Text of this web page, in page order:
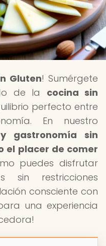
Gluten! Sumérgete
de la cocina sin
perfecto entre
En nuestro
gastronomía sin
el placer de comer
puedes disfrutar
sin restricciones
consciente con
una experiencia